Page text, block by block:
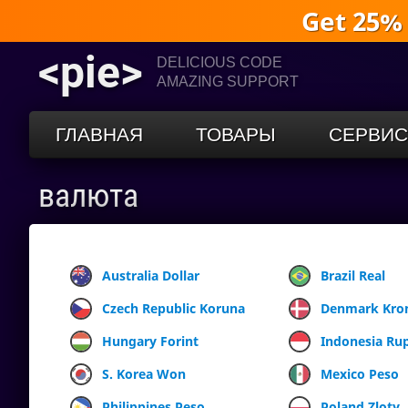
Get
<pie>
DELICIOUS CODE
AMAZING SUPPORT
ГЛАВНАЯ ТОВАРЫ
валюта
Australia Dollar Brazil Real
Czech Republic Koruna
Denmark
Hungary Forint
Indonesia
S. Korea Won
Mexico Peso